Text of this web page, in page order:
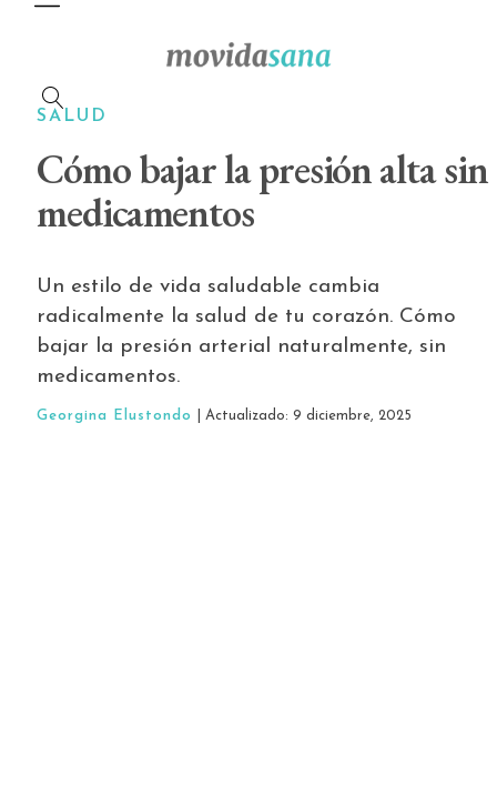
SALUD
Cómo bajar la presión alta sin
medicamentos
Un estilo de vida saludable cambia
radicalmente la salud de tu corazón. Cómo
bajar la presión arterial naturalmente, sin
medicamentos.
Georgina Elustondo | Actualizado: 9 diciembre, 2025